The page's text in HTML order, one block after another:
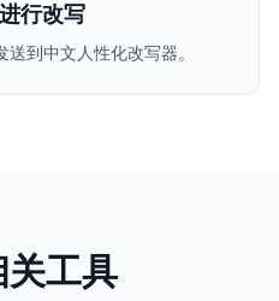
行改写
到中文人性化改写器。
关工具